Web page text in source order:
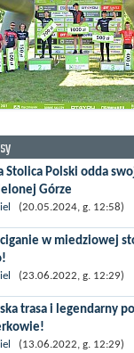
Stolica Polski odda
Górze
Polski odda swoje
kolarzy i XV
(20.05.2024, g. 12:58)
w miedziowej
Electric MTB w
jak i...
(23.06.2022, g. 12:29)
trasa i legendarny
ostatni przed wakacjami,
(13.06.2022, g. 12:29)